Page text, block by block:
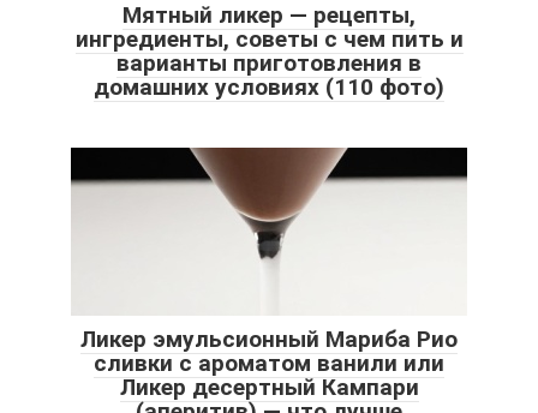
Мятный ликер — рецепты,
ингредиенты, советы с чем пить и
варианты приготовления в
домашних условиях (110 фото)
Ликер эмульсионный Мариба Рио
сливки с ароматом ванили или
Ликер десертный Кампари